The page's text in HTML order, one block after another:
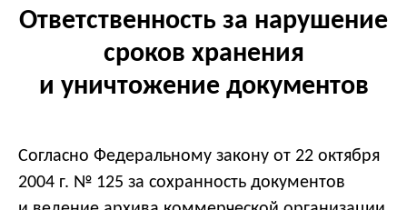
Ответственность за нарушение
сроков хранения
и уничтожение документов
Согласно Федеральному закону от 22 октября
2004 г. № 125 за сохранность документов